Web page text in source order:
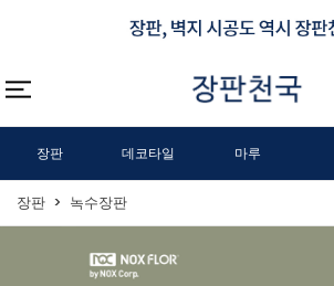
장판 데코타일 마루
장판 녹수장판